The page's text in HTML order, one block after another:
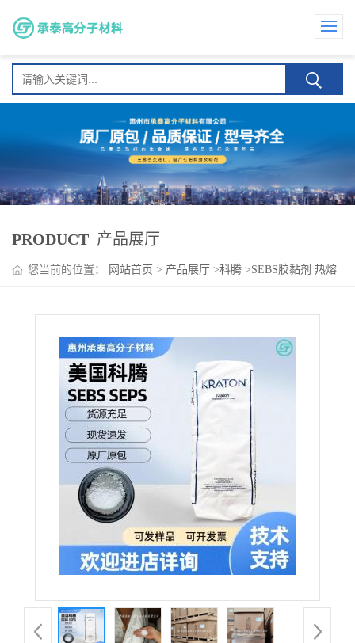
PRODUCT 产品展厅
您当前的位置： 网站首页 > 产品展厅 >科腾 >SEBS胶黏剂 热熔